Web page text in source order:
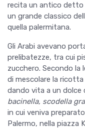
recita un antico detto
un grande classico
quella palermitana.
Gli Arabi avevano
prelibatezze, tra cui
zucchero. Secondo
di mescolare la
dando vita a un dolce
bacinella, scodella
in cui veniva
Palermo, nella piazza